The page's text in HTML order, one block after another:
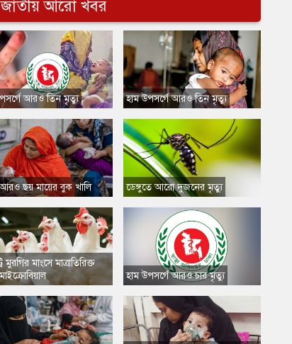
আরো খবর
আরও তিন মৃত্যু
ছয় মায়ের বুক খালি
মুরগির মাংসে মাত্রাতিরিক্ত
​হাম উপসর্গে আরও তিন মৃত্যু
​ডেঙ্গুতে আরো দুজনের মৃত্যু
​হাম উপসর্গে আরও চার মৃত্যু